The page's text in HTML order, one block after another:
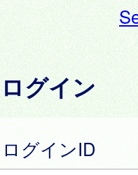
ログイン
ログインID